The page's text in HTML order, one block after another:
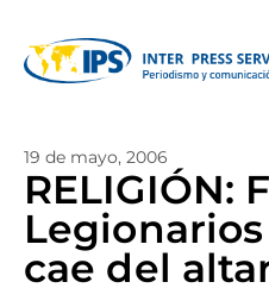
19 de mayo, 2006
RELIGIÓN:
cae del